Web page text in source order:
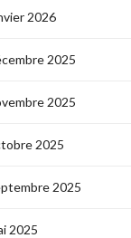
2026
2025
2025
2025
2025
2025